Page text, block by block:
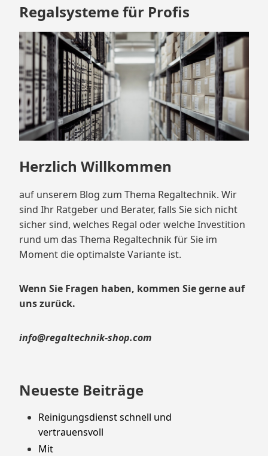
Zum
Footer
springen
Regalsysteme für Profis
Herzlich Willkommen
auf unserem Blog zum Thema Regaltechnik. Wir
sind Ihr Ratgeber und Berater, falls Sie sich nicht
sicher sind, welches Regal oder welche Investition
rund um das Thema Regaltechnik für Sie im
Moment die optimalste Variante ist.
Wenn Sie Fragen haben, kommen Sie gerne auf
uns zurück.
info@regaltechnik-shop.com
Neueste Beiträge
Reinigungsdienst schnell und
vertrauensvoll
Mit